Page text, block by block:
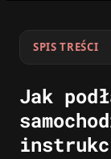
SPIS TREŚCI
Jak